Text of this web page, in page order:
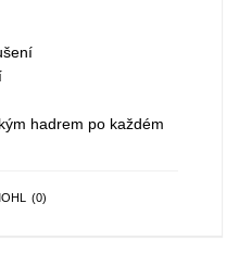
hadrem po každém
(0)